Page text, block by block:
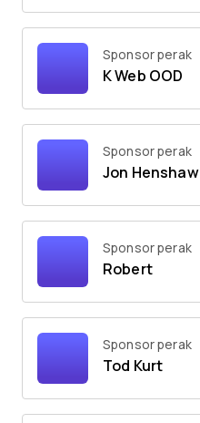
Sponsor perak
K Web OOD
Sponsor perak
Jon Henshaw
Sponsor perak
Robert
Sponsor perak
Tod Kurt